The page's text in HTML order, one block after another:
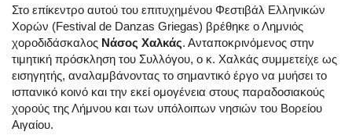
Στο επίκεντρο αυτού του επιτυχημένου Φεστιβάλ Ελληνικών
Χορών (Festival de Danzas Griegas) βρέθηκε ο Λημνιός
χοροδιδάσκαλος Νάσος Χαλκάς. Ανταποκρινόμενος στην
τιμητική πρόσκληση του Συλλόγου, ο κ. Χαλκάς συμμετείχε ως
εισηγητής, αναλαμβάνοντας το σημαντικό έργο να μυήσει το
ισπανικό κοινό και την εκεί ομογένεια στους παραδοσιακούς
χορούς της Λήμνου και των υπόλοιπων νησιών του Βορείου
Αιγαίου.